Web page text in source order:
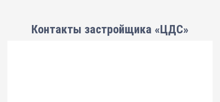
Контакты застройщика «ЦДС»